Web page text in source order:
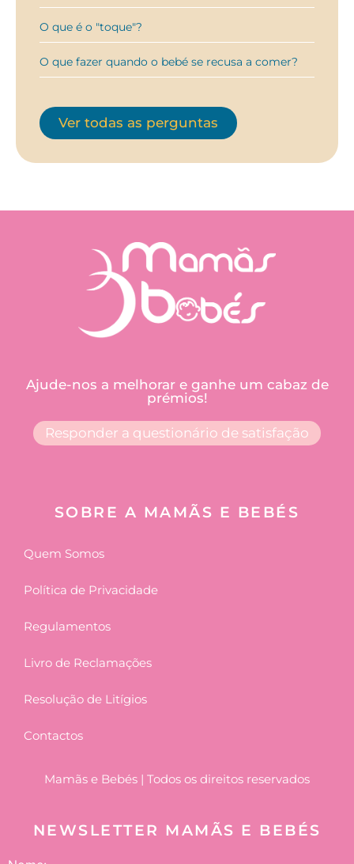
O que é o "toque"?
O que fazer quando o bebé se recusa a comer?
Ver todas as perguntas
Ajude-nos a melhorar e ganhe um cabaz de
prémios!
Responder a questionário de satisfação
SOBRE A MAMÃS E BEBÉS
Quem Somos
Política de Privacidade
Regulamentos
Livro de Reclamações
Resolução de Litígios
Contactos
Mamãs e Bebés | Todos os direitos reservados
NEWSLETTER MAMÃS E BEBÉS